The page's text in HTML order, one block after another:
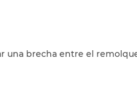
una brecha entre el